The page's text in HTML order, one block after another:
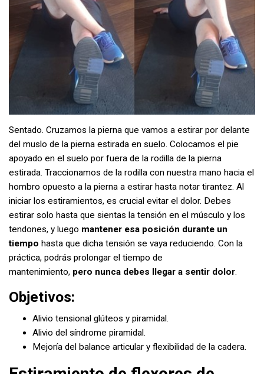
Sentado. Cruzamos la pierna que vamos a estirar por delante
del muslo de la pierna estirada en suelo. Colocamos el pie
apoyado en el suelo por fuera de la rodilla de la pierna
estirada. Traccionamos de la rodilla con nuestra mano hacia el
hombro opuesto a la pierna a estirar hasta notar tirantez. Al
iniciar los estiramientos, es crucial evitar el dolor. Debes
estirar solo hasta que sientas la tensión en el músculo y los
tendones, y luego mantener esa posición durante un
tiempo hasta que dicha tensión se vaya reduciendo. Con la
práctica, podrás prolongar el tiempo de
mantenimiento, pero nunca debes llegar a sentir dolor.
Objetivos:
Alivio tensional glúteos y piramidal.
Alivio del síndrome piramidal.
Mejoría del balance articular y flexibilidad de la cadera.